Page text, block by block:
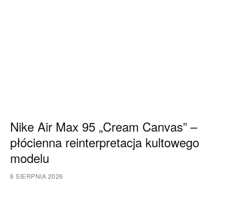
Nike Air Max 95 „Cream Canvas” –
płócienna reinterpretacja kultowego
modelu
6 SIERPNIA 2026